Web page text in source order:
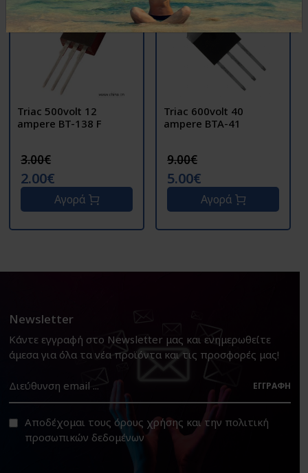
Triac 500volt 12
ampere BT-138 F
3.00€
2.00€
Αγορά
Triac 600volt 40
ampere BTA-41
9.00€
5.00€
Αγορά
Newsletter
Κάντε εγγραφή στο Newsletter μας και ενημερωθείτε
άμεσα για όλα τα νέα προϊόντα και τις προσφορές μας!
ΕΓΓΡΑΦΉ
Αποδέχομαι τους όρους χρήσης και την πολιτική
προσωπικών δεδομένων